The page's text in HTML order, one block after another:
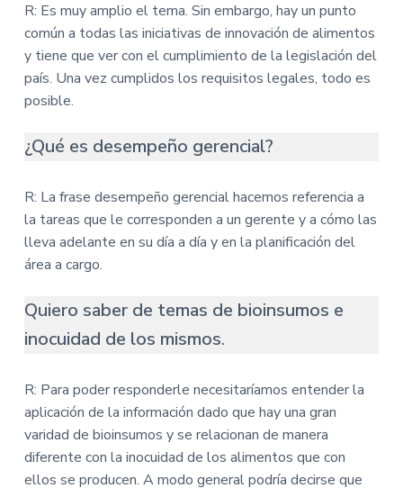
R: Es muy amplio el tema. Sin embargo, hay un punto
común a todas las iniciativas de innovación de alimentos
y tiene que ver con el cumplimiento de la legislación del
país. Una vez cumplidos los requisitos legales, todo es
posible.
¿Qué es desempeño gerencial?
R: La frase desempeño gerencial hacemos referencia a
la tareas que le corresponden a un gerente y a cómo las
lleva adelante en su día a día y en la planificación del
área a cargo.
Quiero saber de temas de bioinsumos e
inocuidad de los mismos.
R: Para poder responderle necesitaríamos entender la
aplicación de la información dado que hay una gran
varidad de bioinsumos y se relacionan de manera
diferente con la inocuidad de los alimentos que con
ellos se producen. A modo general podría decirse que